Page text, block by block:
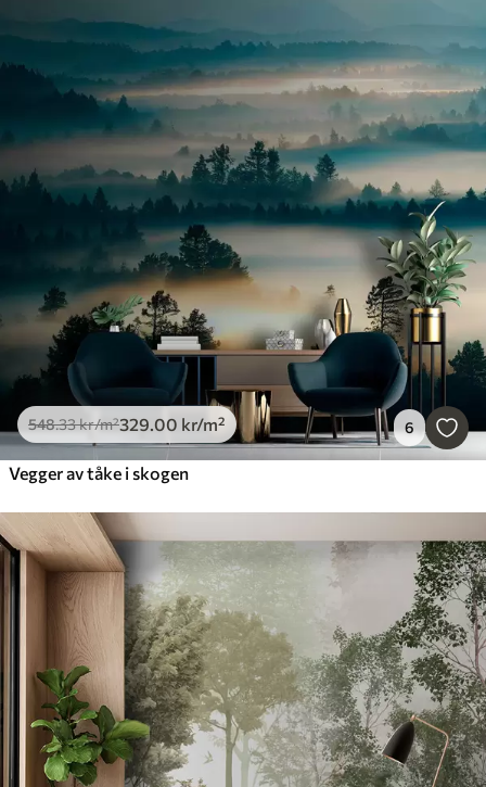
548.33kr/m²329 .00 kr/m² 6
Vegger av tåke i skogen